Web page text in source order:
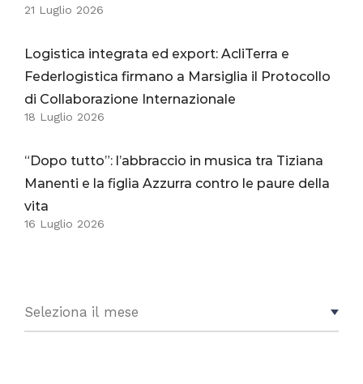
21 Luglio 2026
Logistica integrata ed export: AcliTerra e
Federlogistica firmano a Marsiglia il Protocollo
di Collaborazione Internazionale
18 Luglio 2026
“Dopo tutto”: l’abbraccio in musica tra Tiziana
Manenti e la figlia Azzurra contro le paure della
vita
16 Luglio 2026